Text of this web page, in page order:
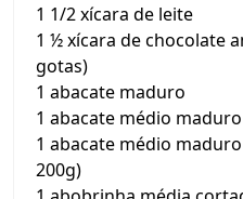
1 1/2 xícara de leite
1 ½ xícara de chocolate
gotas)
1 abacate maduro
1 abacate médio maduro
1 abacate médio
200g)